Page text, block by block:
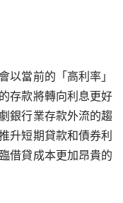
以當前的「高利率」
存款將轉向利息更好
銀行業存款外流的趨
升短期貸款和債券利
借貸成本更加昂貴的